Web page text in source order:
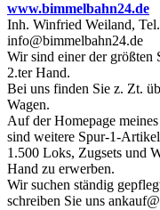
www.bimmelbahn24.de
Inh. Winfried Weiland,
info@bimmelbahn24.de
Wir sind einer der größten
2.ter Hand.
Bei uns finden Sie z. Zt.
Wagen.
Auf der Homepage
sind weitere Spur-1-
1.500 Loks, Zugsets und
Hand zu erwerben.
Wir suchen ständig
schreiben Sie uns